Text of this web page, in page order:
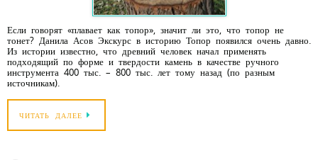
Если говорят «плавает как топор», значит ли это, что топор не
тонет? Данила Асов Экскурс в историю Топор появился очень давно.
Из истории известно, что древний человек начал применять
подходящий по форме и твердости камень в качестве ручного
инструмента 400 тыс. – 800 тыс. лет тому назад (по разным
источникам).
ЧИТАТЬ ДАЛЕЕ